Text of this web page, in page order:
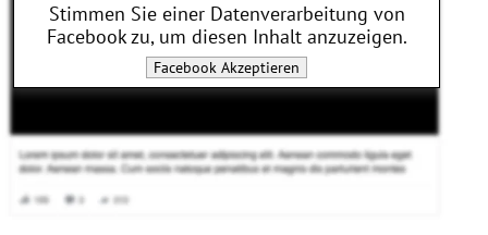
Stimmen Sie einer Datenverarbeitung von
Facebookzu, um diesen Inhalt anzuzeigen.
Facebook Akzeptieren